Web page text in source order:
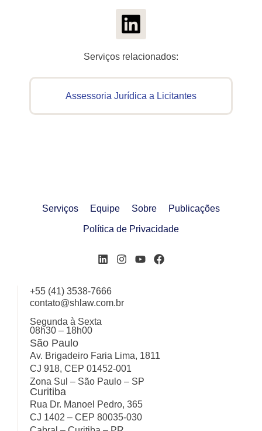
Serviços relacionados:
Assessoria Jurídica a Licitantes
Serviços Equipe Sobre Publicações
Política de Privacidade
+55 (41) 3538-7666
contato@shlaw.com.br
Segunda à Sexta
08h30 – 18h00
São Paulo
Av. Brigadeiro Faria Lima, 1811
CJ 918, CEP 01452-001
Zona Sul – São Paulo – SP
Curitiba
Rua Dr. Manoel Pedro, 365
CJ 1402 – CEP 80035-030